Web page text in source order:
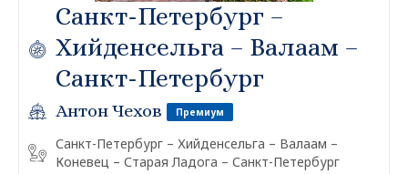
Санкт-Петербург –
Хийденсельга – Валаам –
Санкт-Петербург
Антон Чехов Премиум
Санкт-Петербург – Хийденсельга – Валаам –
Коневец – Старая Ладога – Санкт-Петербург